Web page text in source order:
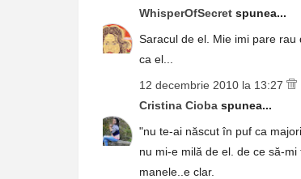
WhisperOfSecret spunea...
Saracul de el. Mie imi pare
ca el...
12 decembrie 2010 la 13:27
Cristina Cioba spunea...
"nu te-ai născut în puf ca
nu mi-e milă de el. de ce să-
manele..e clar.